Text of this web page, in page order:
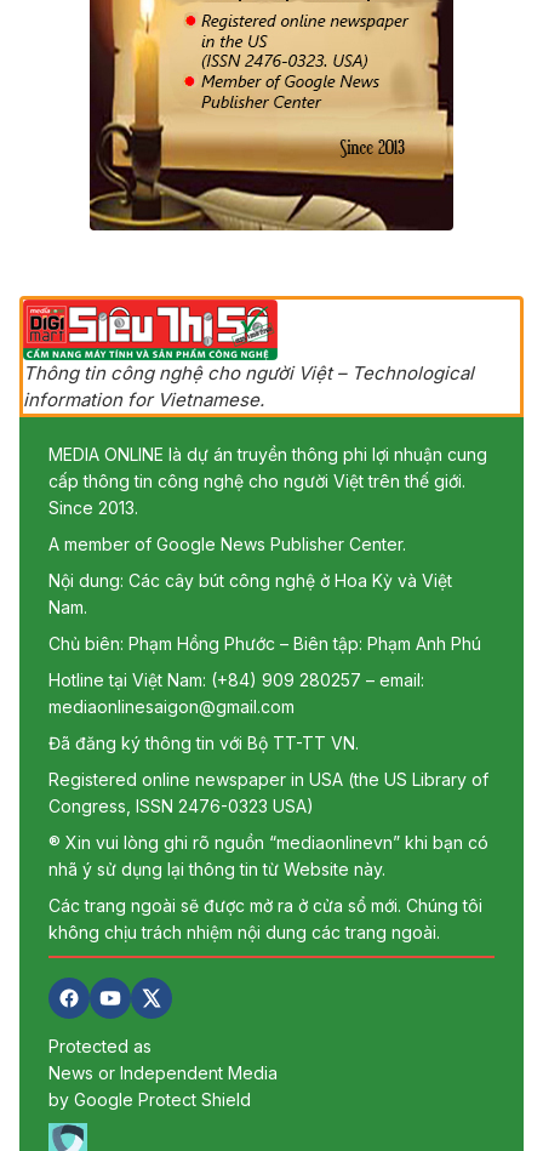
Thông tin công nghệ cho người Việt – Technological
information for Vietnamese.
MEDIA ONLINE là dự án truyền thông phi lợi nhuận cung
cấp thông tin công nghệ cho người Việt trên thế giới.
Since 2013.
A member of Google News Publisher Center.
Nội dung: Các cây bút công nghệ ở Hoa Kỳ và Việt
Nam.
Chủ biên: Phạm Hồng Phước – Biên tập: Phạm Anh Phú
Hotline tại Việt Nam: (+84) 909 280257 – email:
mediaonlinesaigon@gmail.com
Đã đăng ký thông tin với Bộ TT-TT VN.
Registered online newspaper in USA (the US Library of
Congress, ISSN 2476-0323 USA)
® Xin vui lòng ghi rõ nguồn “mediaonlinevn” khi bạn có
nhã ý sử dụng lại thông tin từ Website này.
Các trang ngoài sẽ được mở ra ở cửa sổ mới. Chúng tôi
không chịu trách nhiệm nội dung các trang ngoài.
Protected as
News or Independent Media
by Google Protect Shield